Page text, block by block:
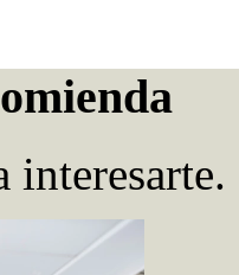
interesarte.